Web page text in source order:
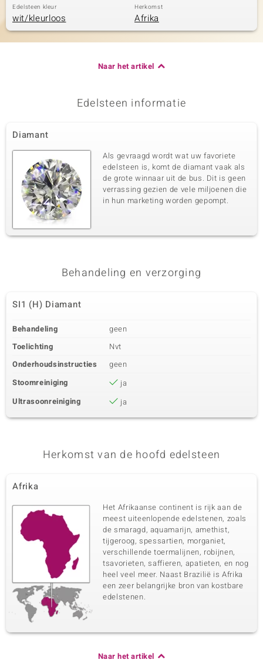
Edelsteen kleur
wit/kleurloos
Herkomst
Afrika
Naar het artikel
Edelsteen informatie
Diamant
Als gevraagd wordt wat uw favoriete
edelsteen is, komt de diamant vaak als
de grote winnaar uit de bus. Dit is geen
verrassing gezien de vele miljoenen die
in hun marketing worden gepompt.
Behandeling en verzorging
SI1 (H) Diamant
Behandeling
geen
Toelichting
Nvt
Onderhoudsinstructies
geen
Stoomreiniging
ja
Ultrasoonreiniging
ja
Herkomst van de hoofd edelsteen
Afrika
Het Afrikaanse continent is rijk aan de
meest uiteenlopende edelstenen, zoals
de smaragd, aquamarijn, amethist,
tijgeroog, spessartien, morganiet,
verschillende toermalijnen, robijnen,
tsavorieten, saffieren, apatieten, en nog
heel veel meer. Naast Brazilië is Afrika
een zeer belangrijke bron van kostbare
edelstenen.
Naar het artikel